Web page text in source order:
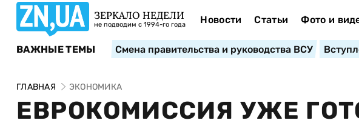
ЗЕРКАЛО НЕДЕЛИ
не подводим с 1994-го года Новости Статьи Фото и
ВАЖНЫЕ ТЕМЫ Смена правительства и руководства ВСУ
ГЛАВНАЯ ЭКОНОМИКА
ЕВРОКОМИССИЯ УЖЕ